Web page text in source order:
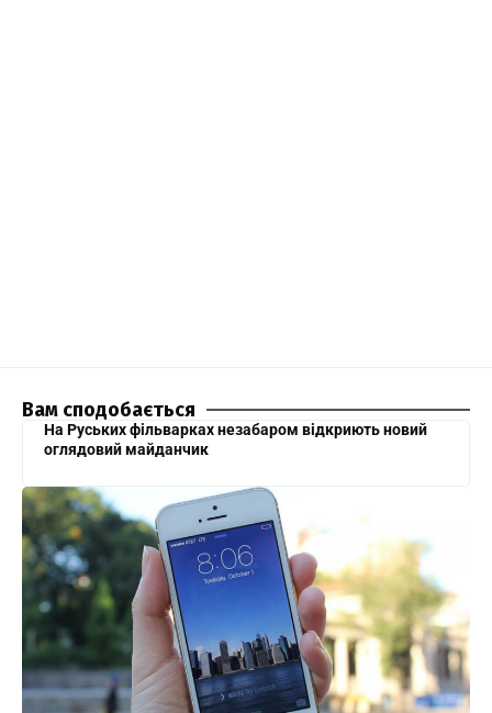
Вам сподобається
На Руських фільварках незабаром відкриють новий
оглядовий майданчик